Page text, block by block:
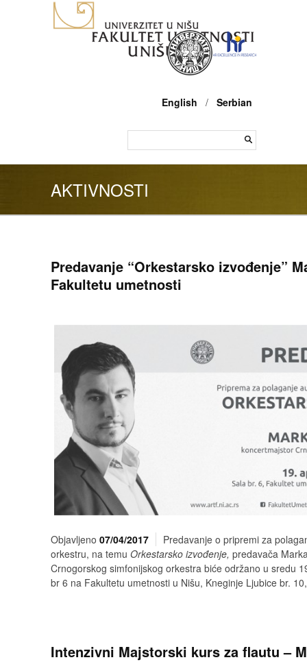
English / Serbian
AKTIVNOSTI
Predavanje “Orkestarsko izvođenje”
Fakultetu umetnosti
Objavljeno 07/04/2017
Predavanje o pripremi za
orkestru, na temu Orkestarsko izvođenje, predavača
Crnogorskog simfonijskog orkestra biće održano u sredu
br 6 na Fakultetu umetnosti u Nišu, Kneginje Ljubice br.
Intenzivni Majstorski kurs za flautu –